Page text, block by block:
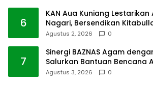
6
KAN Aua Kuniang
Nagari, Bersendikan
Agustus 2, 2026 0
7
Sinergi BAZNAS Agam
Salurkan Bantuan Bencana
Agustus 3, 2026 0